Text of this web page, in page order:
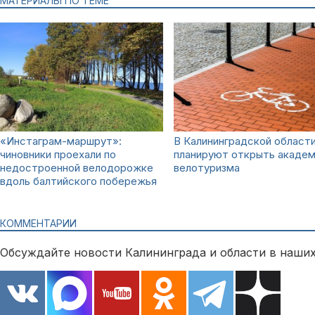
«Инстаграм-маршрут»:
чиновники проехали по
недостроенной велодорожке
вдоль балтийского побережья
В Калининградской
планируют открыть
велотуризма
КОММЕНТАРИИ
Обсуждайте новости Калининграда и области в